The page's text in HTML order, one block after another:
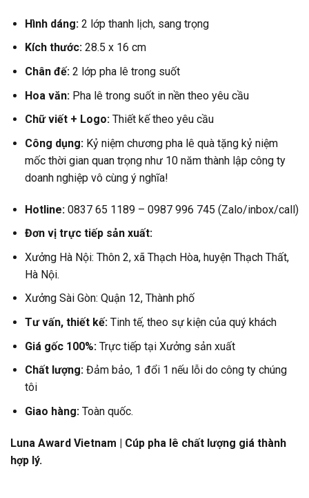
Hình dáng:2 lớp thanh lịch, sang trọng
Kích thước: 28.5 x 16 cm
Chân đế:2 lớp pha lê trong suốt
Hoa văn: Pha lê trong suốt in nền theo yêu cầu
Chữ viết + Logo: Thiết kế theo yêu cầu
Công dụng:Kỷ niệm chương pha lê quà tặng kỷ niệm
mốc thời gian quan trọng như 10 năm thành lập công ty
doanh nghiệp vô cùng ý nghĩa!
Hotline:0837 65 1189 – 0987 996 745 (Zalo/inbox/call)
Đơn vị trực tiếp sản xuất:
Xưởng Hà Nội: Thôn 2, xã Thạch Hòa, huyện Thạch Thất,
Hà Nội.
Xưởng Sài Gòn: Quận 12, Thành phố
Tư vấn, thiết kế:Tinh tế, theo sự kiện của quý khách
Giá gốc 100%:Trực tiếp tại Xưởng sản xuất
Chất lượng:Đảm bảo, 1 đổi 1 nếu lỗi do công ty chúng
tôi
Giao hàng:Toàn quốc.
Luna Award Vietnam | Cúp pha lê chất lượng giá thành
hợp lý.